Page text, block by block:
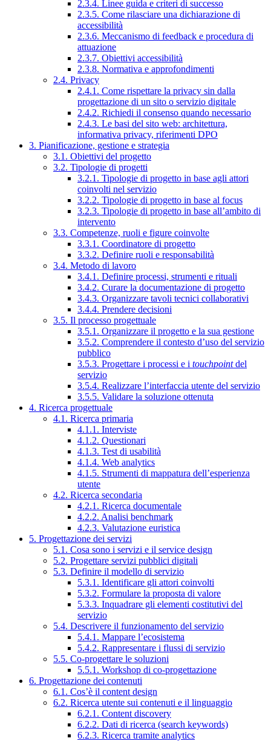
2.3.4. Linee guida e criteri di successo
2.3.5. Come rilasciare una dichiarazione di
accessibilità
2.3.6. Meccanismo di feedback e procedura di
attuazione
2.3.7. Obiettivi accessibilità
2.3.8. Normativa e approfondimenti
2.4. Privacy
2.4.1. Come rispettare la privacy sin dalla
progettazione di un sito o servizio digitale
2.4.2. Richiedi il consenso quando necessario
2.4.3. Le basi del sito web: architettura,
informativa privacy, riferimenti DPO
3. Pianificazione, gestione e strategia
3.1. Obiettivi del progetto
3.2. Tipologie di progetti
3.2.1. Tipologie di progetto in base agli attori
coinvolti nel servizio
3.2.2. Tipologie di progetto in base al focus
3.2.3. Tipologie di progetto in base all’ambito di
intervento
3.3. Competenze, ruoli e figure coinvolte
3.3.1. Coordinatore di progetto
3.3.2. Definire ruoli e responsabilità
3.4. Metodo di lavoro
3.4.1. Definire processi, strumenti e rituali
3.4.2. Curare la documentazione di progetto
3.4.3. Organizzare tavoli tecnici collaborativi
3.4.4. Prendere decisioni
3.5. Il processo progettuale
3.5.1. Organizzare il progetto e la sua gestione
3.5.2. Comprendere il contesto d’uso del servizio
pubblico
3.5.3. Progettare i processi e i touchpointdel
servizio
3.5.4. Realizzare l’interfaccia utente del servizio
3.5.5. Validare la soluzione ottenuta
4. Ricerca progettuale
4.1. Ricerca primaria
4.1.1. Interviste
4.1.2. Questionari
4.1.3. Test di usabilità
4.1.4. Web analytics
4.1.5. Strumenti di mappatura dell’esperienza
utente
4.2. Ricerca secondaria
4.2.1. Ricerca documentale
4.2.2. Analisi benchmark
4.2.3. Valutazione euristica
5. Progettazione dei servizi
5.1. Cosa sono i servizi e il service design
5.2. Progettare servizi pubblici digitali
5.3. Definire il modello di servizio
5.3.1. Identificare gli attori coinvolti
5.3.2. Formulare la proposta di valore
5.3.3. Inquadrare gli elementi costitutivi del
servizio
5.4. Descrivere il funzionamento del servizio
5.4.1. Mappare l’ecosistema
5.4.2. Rappresentare i flussi di servizio
5.5. Co-progettare le soluzioni
5.5.1. Workshop di co-progettazione
6. Progettazione dei contenuti
6.1. Cos’è il content design
6.2. Ricerca utente sui contenuti e il linguaggio
6.2.1. Content discovery
6.2.2. Dati di ricerca (search keywords)
6.2.3. Ricerca tramite analytics